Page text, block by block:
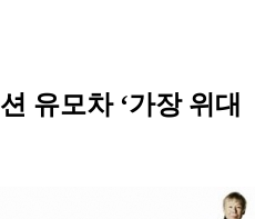
유모차 ‘가장 위대